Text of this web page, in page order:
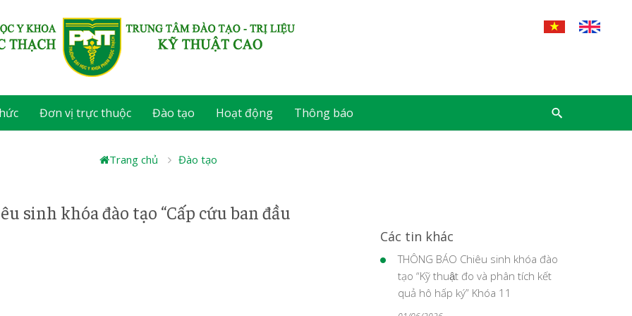
Đơn vị trực thuộc Đào tạo Hoạt động Thông báo
Trang chủ Đào tạo
sinh khóa đào tạo “Cấp cứu ban đầu
Các tin khác
THÔNG BÁO Chiêu sinh khóa đào
tạo “Kỹ thuật đo và phân tích kết
quả hô hấp ký” Khóa 11